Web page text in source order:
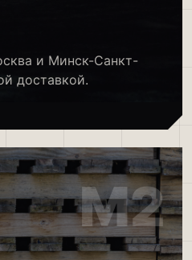
и Минск-Санкт-
доставкой.
M2